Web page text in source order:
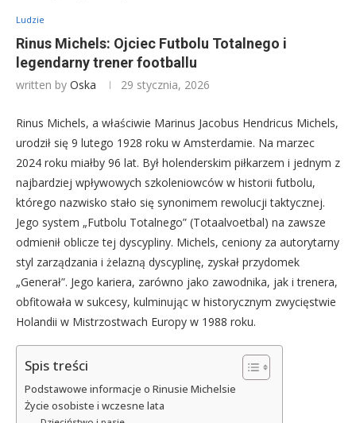
Ludzie
Rinus Michels: Ojciec Futbolu Totalnego i
legendarny trener footballu
written by Oska 29 stycznia, 2026
Rinus Michels, a właściwie Marinus Jacobus Hendricus Michels,
urodził się 9 lutego 1928 roku w Amsterdamie. Na marzec
2024 roku miałby 96 lat. Był holenderskim piłkarzem i jednym z
najbardziej wpływowych szkoleniowców w historii futbolu,
którego nazwisko stało się synonimem rewolucji taktycznej.
Jego system „Futbolu Totalnego” (Totaalvoetbal) na zawsze
odmienił oblicze tej dyscypliny. Michels, ceniony za autorytarny
styl zarządzania i żelazną dyscyplinę, zyskał przydomek
„Generał”. Jego kariera, zarówno jako zawodnika, jak i trenera,
obfitowała w sukcesy, kulminując w historycznym zwycięstwie
Holandii w Mistrzostwach Europy w 1988 roku.
Spis treści
Podstawowe informacje o Rinusie Michelsie
Życie osobiste i wczesne lata